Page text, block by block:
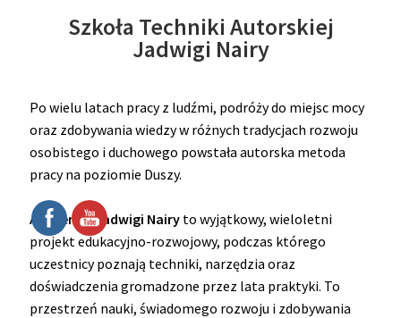
Szkoła Techniki Autorskiej
Jadwigi Nairy
Po wielu latach pracy z ludźmi, podróży do miejsc mocy
oraz zdobywania wiedzy w różnych tradycjach rozwoju
osobistego i duchowego powstała autorska metoda
pracy na poziomie Duszy.
Akademia Jadwigi Nairy to wyjątkowy, wieloletni
projekt edukacyjno-rozwojowy, podczas którego
uczestnicy poznają techniki, narzędzia oraz
doświadczenia gromadzone przez lata praktyki. To
przestrzeń nauki, świadomego rozwoju i zdobywania